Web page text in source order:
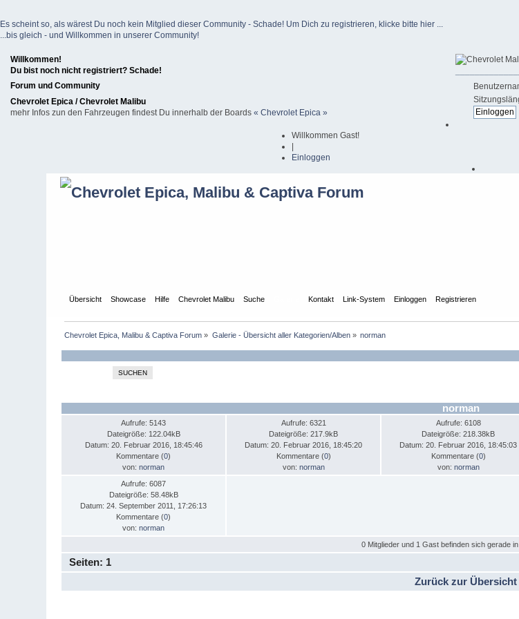
Es scheint so, als wärest Du noch kein Mitglied dieser Community - Schade! Um Dich zu registrieren, klicke bitte hier ...
...bis gleich - und Willkommen in unserer Community!
Willkommen!
Du bist noch nicht registriert? Schade!
Forum und Community
Chevrolet Epica / Chevrolet Malibu
mehr Infos zun den Fahrzeugen findest Du innerhalb der Boards « Chevrolet Epica »
Willkommen Gast!
Einloggen
Übersicht Showcase Hilfe Chevrolet Malibu Suche Kontakt Link-System Einloggen Registrieren
Chevrolet Epica, Malibu & Captiva Forum » Galerie - Übersicht aller Kategorien/Alben» norman
SUCHEN
norman
Aufrufe: 5143
Dateigröße: 122.04kB
Datum: 20. Februar 2016, 18:45:46
Kommentare (0)
von:norman
Aufrufe: 6321
Dateigröße: 217.9kB
Datum: 20. Februar 2016, 18:45:20
Kommentare (0)
von: norman
Aufrufe: 6108
Dateigröße: 218.38kB
Datum: 20. Februar 2016, 18:45:03
Kommentare (0)
von: norman
Aufrufe: 6087
Dateigröße: 58.48kB
Datum: 24. September 2011, 17:26:13
Kommentare (0)
von:norman
0 Mitglieder und 1 Gast befinden sich gerade
Seiten: 1
Zurück zur Übersicht